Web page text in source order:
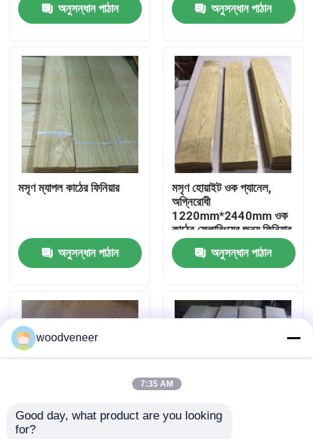
পণ্য
আমাদের সম্পর্কে
কারখানা ভ্রমণ
যোগাযোগ করুন
উদ্ধৃতির জন্য আবেদন
প্রাকৃতিক কাঠ ব্যহ্যাবরণ
কাঠের মেঝে ব্যহ্যাবরণ
অনুসন্ধান পাঠান অনুসন্ধান পাঠান
মসৃণ ম্যাপল কাঠের ফিনিয়ার
অনুসন্ধান পাঠান
মসৃণ হোয়াইট ওক প্যানেল,
অগ্নিরোধী
1220mm*2440mm ওক
কাঠের ফ্লোরিংয়ের জন্য ফিনিয়ার
অনুসন্ধান পাঠান
তিন স্তর রিকন ফেস ফিনিয়ার,
woodveneer
7:35 AM
Good day, what product are you looking
for?